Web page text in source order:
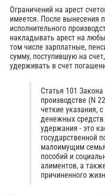
Ограничений на арест
имеется. После вынесения
исполнительного
накладывать арест на
том числе зарплатные,
сумму, поступившую на
удерживать в счет
Статья 101
производстве (N
четкие указания,
денежных средств
удержания - это
государственной
малоимущим
пособий и
алиментов, а
причиненного